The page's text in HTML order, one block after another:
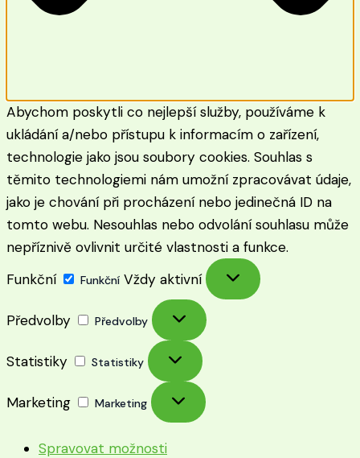
Abychom poskytli co nejlepší služby, používáme k
ukládání a/nebo přístupu k informacím o zařízení,
technologie jako jsou soubory cookies. Souhlas s
těmito technologiemi nám umožní zpracovávat údaje,
jako je chování při procházení nebo jedinečná ID na
tomto webu. Nesouhlas nebo odvolání souhlasu může
nepříznivě ovlivnit určité vlastnosti a funkce.
Funkční
Funkční Vždy aktivní
Předvolby Předvolby
Statistiky Statistiky
Marketing Marketing
Spravovat možnosti